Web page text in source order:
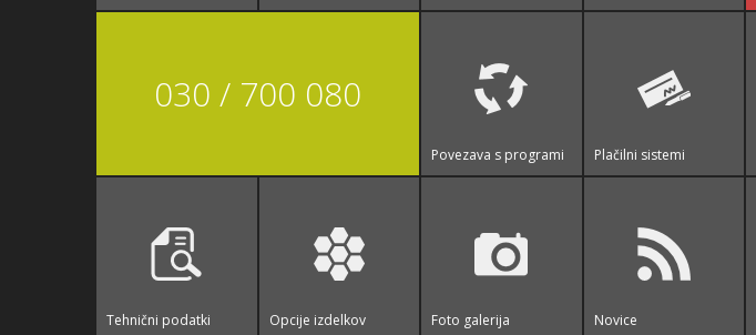
030 / 700 080
Povezava s programi Plačilni sistemi
Tehnični podatki Opcije izdelkov Foto galerija Novice